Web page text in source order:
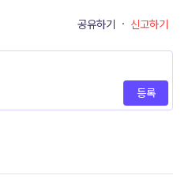
공유하기 · 신고하기
등록